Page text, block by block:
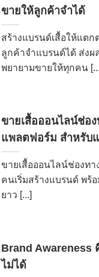
ขายให้ลูกค้าจำได้
สร้างแบรนด์เสื้อให้แตก
ลูกค้าจำแบรนด์ได้ ส่งผ
พยายามขายให้ทุกคน
ขายเสื้อออนไลน์ช่อ
แพลตฟอร์ม สำหรับ
ขายเสื้อออนไลน์ช่องทา
คนเริ่มสร้างแบรนด์ พร้
ยาว [...]
Brand Awareness
ไม่ได้